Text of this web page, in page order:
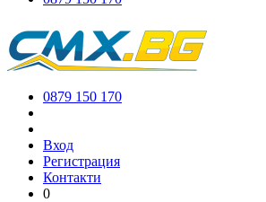
0879 150 170
Вход
Регистрация
Контакти
0